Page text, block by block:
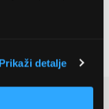
Prikaži detalje
s donjim